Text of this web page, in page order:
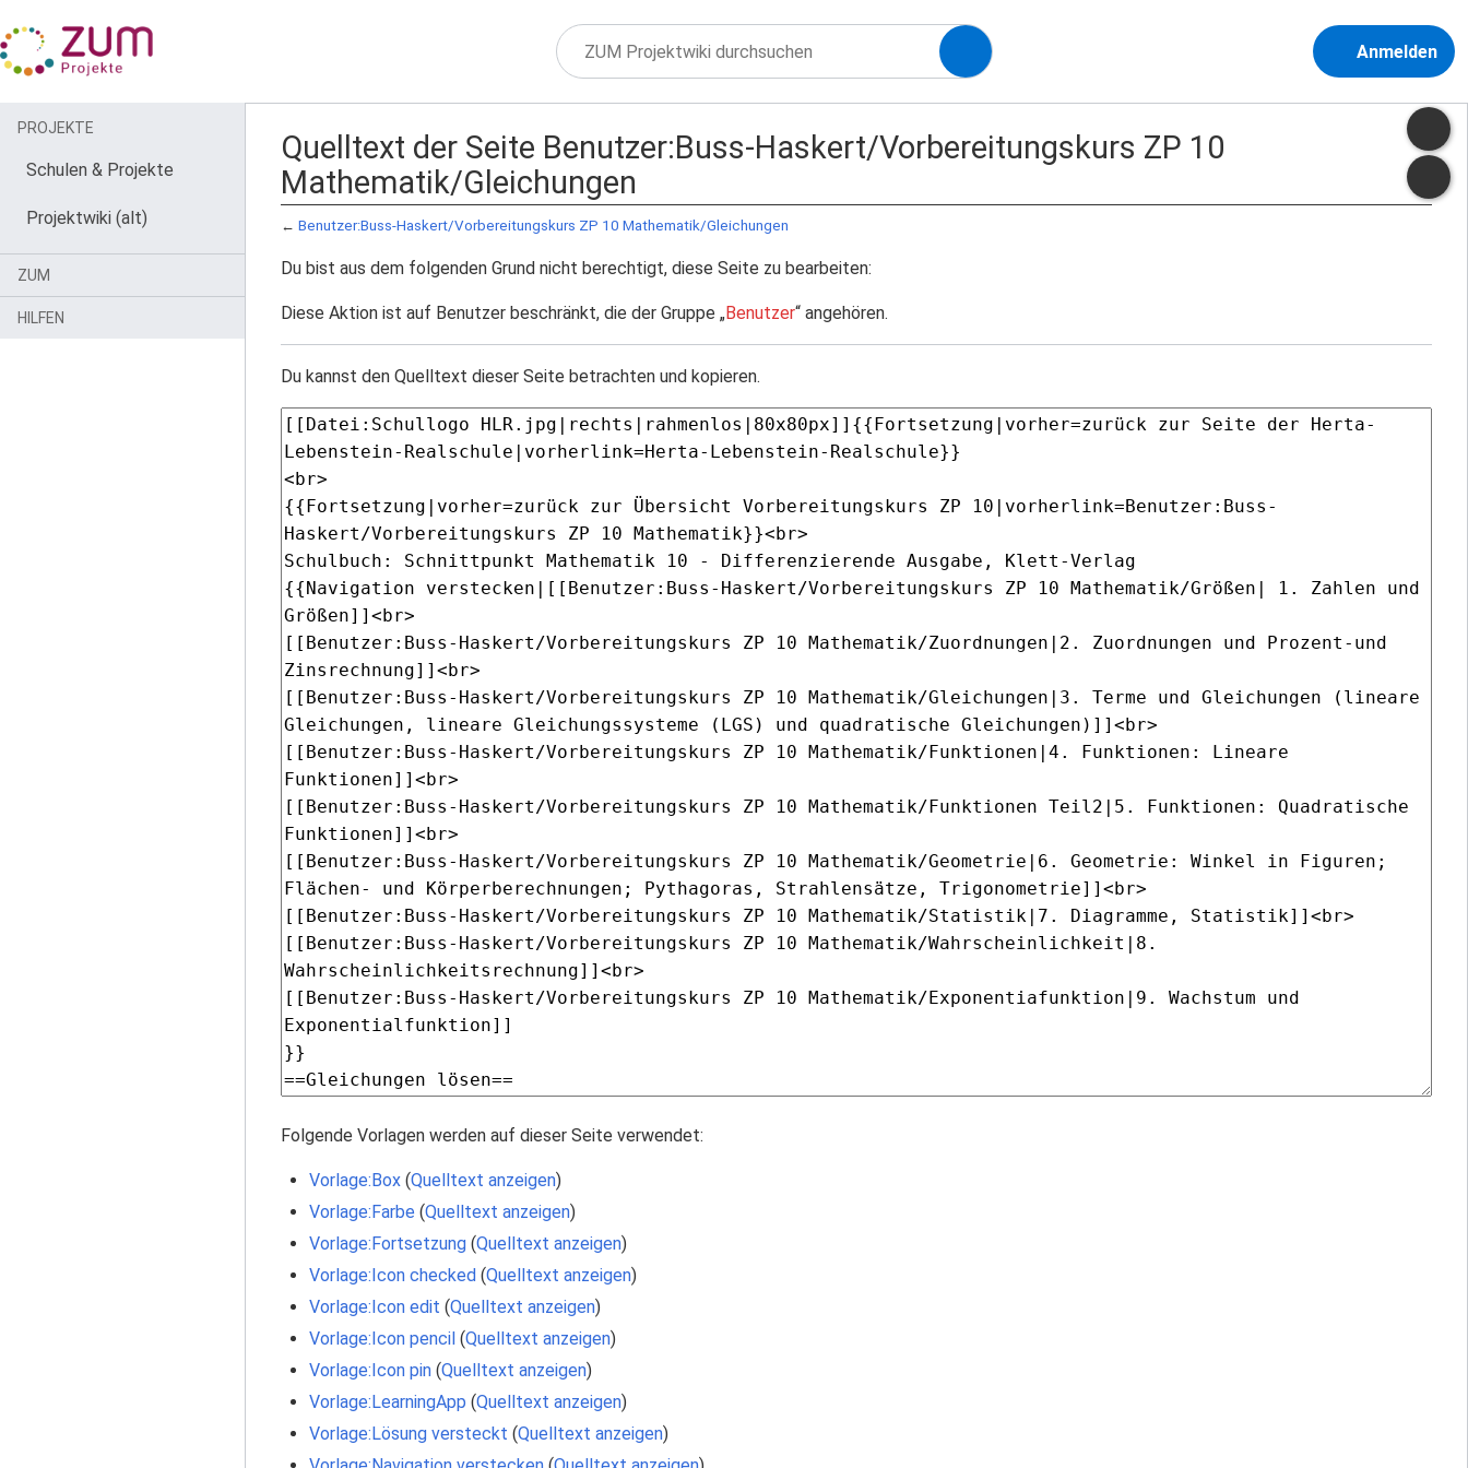
Anmelden
Quelltext der Seite Benutzer:Buss-Haskert/Vorbereitungskurs ZP 10
Mathematik/Gleichungen
← Benutzer:Buss-Haskert/Vorbereitungskurs ZP 10 Mathematik/Gleichungen
Du bist aus dem folgenden Grund nicht berechtigt, diese Seite zu bearbeiten:
Diese Aktion ist auf Benutzer beschränkt, die der Gruppe „Benutzer“ angehören.
Du kannst den Quelltext dieser Seite betrachten und kopieren.
Folgende Vorlagen werden auf dieser Seite verwendet:
Vorlage:Box(Quelltext anzeigen)
Vorlage:Farbe (Quelltext anzeigen)
Vorlage:Fortsetzung(Quelltext anzeigen)
Vorlage:Icon checked (Quelltext anzeigen)
Vorlage:Icon edit (Quelltext anzeigen)
Vorlage:Icon pencil (Quelltext anzeigen)
Vorlage:Icon pin(Quelltext anzeigen)
Vorlage:LearningApp (Quelltext anzeigen)
Vorlage:Lösung versteckt (Quelltext anzeigen)
PROJEKTE
Schulen & Projekte
Projektwiki (alt)
ZUM
HILFEN